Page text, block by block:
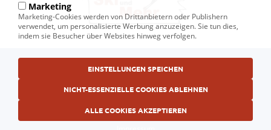
Fußbereichsmenü© Ski und Mehr, Ihr Reiseveranstalter in Kiel
AGB
Datenschutzerklärung
Marketing
Marketing-Cookies werden von Drittanbietern oder Publishern
verwendet, um personalisierte Werbung anzuzeigen. Sie tun dies,
indem sie Besucher über Websites hinweg verfolgen.
EINSTELLUNGEN SPEICHEN
NICHT-ESSENZIELLE COOKIES ABLEHNEN
ALLE COOKIES AKZEPTIEREN